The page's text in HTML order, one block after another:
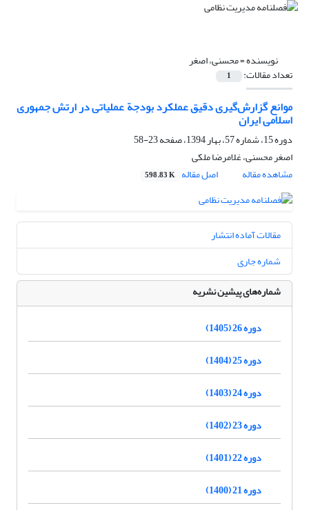
نویسنده =محسنی، اصغر
تعداد مقالات: 1
موانع گزارش‌گیری دقیق عملکرد بودجة عملیاتی در ارتش جمهوری
اسلامی ایران
دوره 15، شماره 57، بهار 1394، صفحه
23-58
اصغر محسنی، غلامرضا ملکی
مشاهده مقاله
اصل مقاله 598.83 K
مقالات آماده انتشار
شماره جاری
شماره‌های پیشین نشریه
دوره 26 (1405)
دوره 25 (1404)
دوره 24 (1403)
دوره 23 (1402)
دوره 22 (1401)
دوره 21 (1400)